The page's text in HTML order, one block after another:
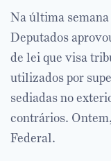
Na última
Deputados
de lei que visa
utilizados por
sediadas no
contrários.
Federal.